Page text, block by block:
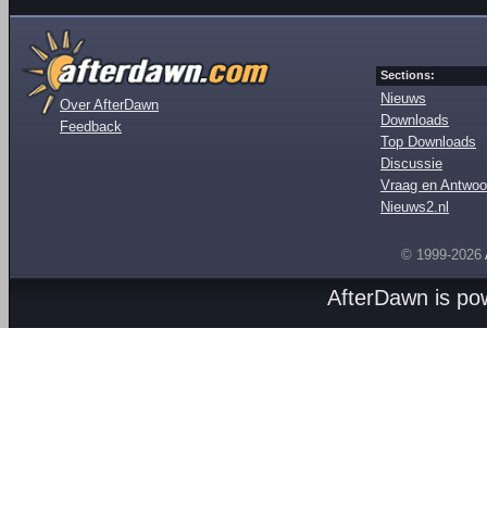
Over AfterDawn
Feedback
Sections:
Nieuws
Downloads
Top Downloads
Discussie
Vraag en
Nieuws2.nl
© 1999-2026
AfterDawn is